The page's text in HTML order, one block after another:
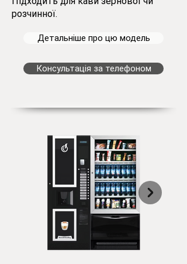
розчинної.
Детальніше про цю модель
Консультація за телефоном